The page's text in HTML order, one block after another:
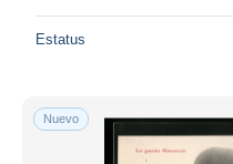
Estatus
Nuevo